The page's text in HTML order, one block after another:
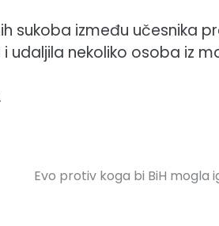
sukoba između učesnika
nekoliko osoba iz
Evo protiv koga bi BiH mogla